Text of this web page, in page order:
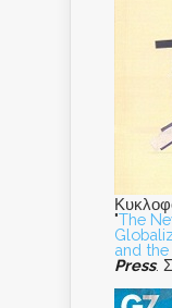
"The
and the
Press.